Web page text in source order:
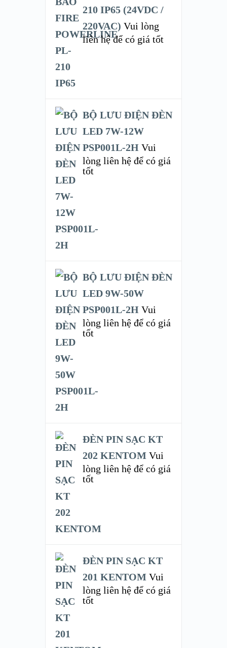
210 IP65 (24VDC /
220VAC) Vui lòng
liên hệ để có giá tốt
BỘ LƯU ĐIỆN ĐÈN
LED 7W-12W
PSP001L-2H Vui
lòng liên hệ để có giá
tốt
BỘ LƯU ĐIỆN ĐÈN
LED 9W-50W
PSP001L-2H Vui
lòng liên hệ để có giá
tốt
ĐÈN PIN SẠC KT
202 KENTOM Vui
lòng liên hệ để có giá
tốt
ĐÈN PIN SẠC KT
201 KENTOM Vui
lòng liên hệ để có giá
tốt